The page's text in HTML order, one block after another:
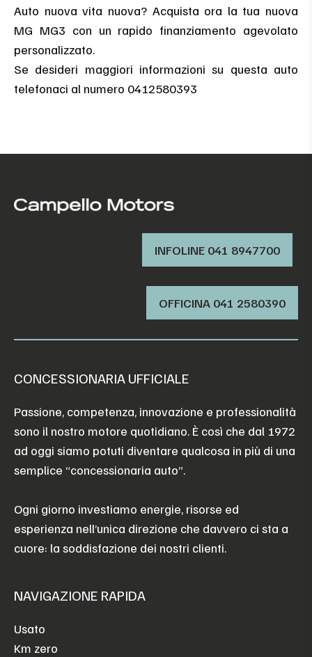
Auto nuova vita nuova? Acquista ora la tua nuova
MG MG3 con un rapido finanziamento agevolato
personalizzato.
Se desideri maggiori informazioni su questa auto
telefonaci al numero 0412580393
INFOLINE 041 8947700
OFFICINA ‭041 2580390‬
CONCESSIONARIA UFFICIALE
Passione, competenza, innovazione e professionalità
sono il nostro motore quotidiano. È così che dal 1972
ad oggi siamo potuti diventare qualcosa in più di una
semplice “concessionaria auto”.
Ogni giorno investiamo energie, risorse ed
esperienza nell’unica direzione che davvero ci sta a
cuore: la soddisfazione dei nostri clienti.
NAVIGAZIONE RAPIDA
Usato
Km zero